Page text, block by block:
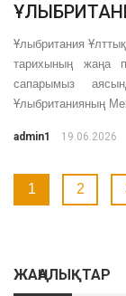
Ұлыбритания
тарихының жаңа
сапарымыз
Ұлыбританияның
admin1 19.06.2026
1 2
ЖАҢАЛЫҚТАР